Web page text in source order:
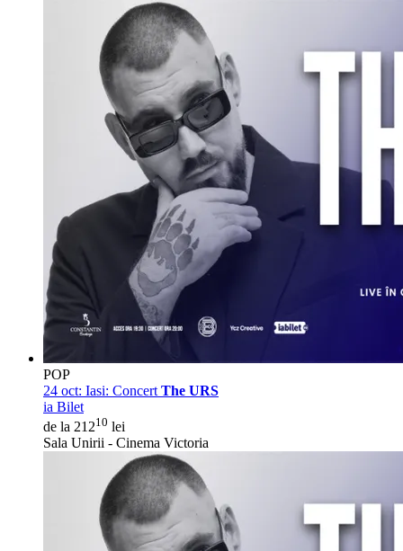
POP
24 oct: Iasi: Concert The URS
ia Bilet
de la 21210 lei
Sala Unirii - Cinema Victoria